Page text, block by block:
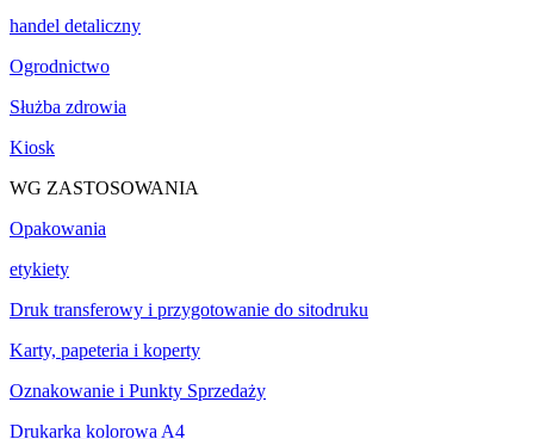
handel detaliczny
Ogrodnictwo
Służba zdrowia
Kiosk
WG ZASTOSOWANIA
Opakowania
etykiety
Druk transferowy i przygotowanie do sitodruku
Karty, papeteria i koperty
Oznakowanie i Punkty Sprzedaży
Drukarka kolorowa A4